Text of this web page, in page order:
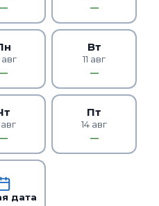
— —
авг
—
Вт
11 авг
—
авг
—
Пт
14 авг
—
дата